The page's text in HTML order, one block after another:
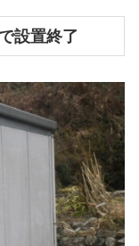
設置終了